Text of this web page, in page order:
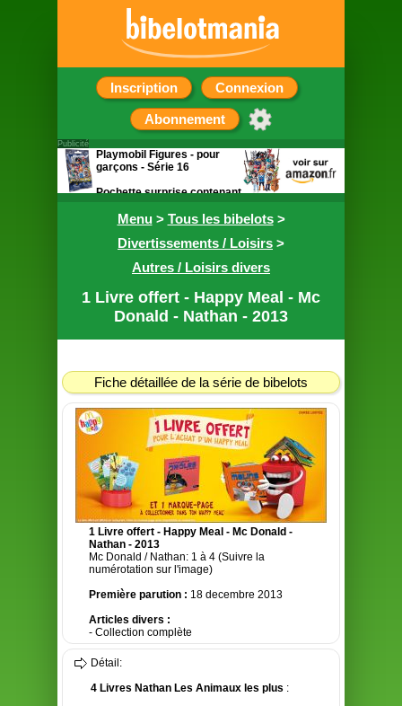
Inscription Connexion
Abonnement
Menu> Tous les bibelots>
Divertissements / Loisirs >
Autres / Loisirs divers
1 Livre offert - Happy Meal - Mc
Donald - Nathan - 2013
Fiche détaillée de la série de bibelots
1 Livre offert - Happy Meal - Mc Donald -
Nathan - 2013
Mc Donald / Nathan: 1 à 4 (Suivre la
numérotation sur l'image)
Première parution : 18 decembre 2013
Articles divers :
- Collection complète
Détail:
4 Livres Nathan Les Animaux les plus :
Publicité
Playmobil Figures - pour
garçons - Série 16
Pochette surprise contenant